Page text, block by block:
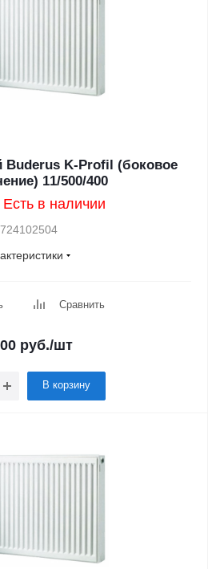
Buderus K-Profil (боковое
11/500/400
Есть в наличии
Сравнить
руб./шт
В корзину